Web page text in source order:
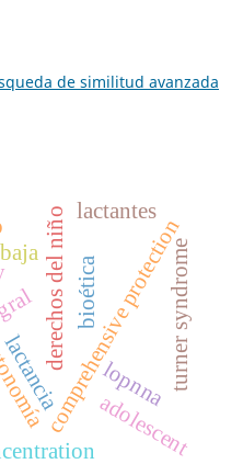
de similitud avanzada
bioética
derechos del niño
comprehensive protection
adolescent
lopnna
lactancia turner syndrome
lactantes